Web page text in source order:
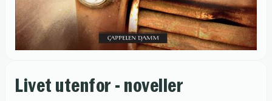
Livet utenfor - noveller